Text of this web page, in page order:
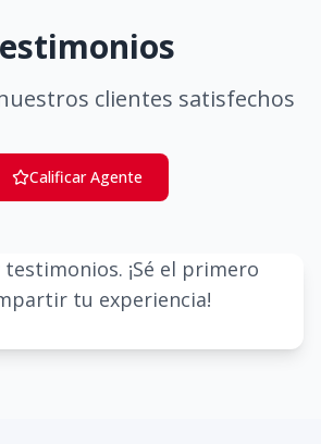
clientes satisfechos
Calificar Agente
testimonios. ¡Sé el primero
tu experiencia!